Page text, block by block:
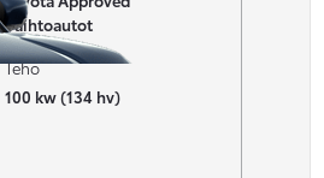
Vaihtoautot
Teho
100 kw (134 hv)